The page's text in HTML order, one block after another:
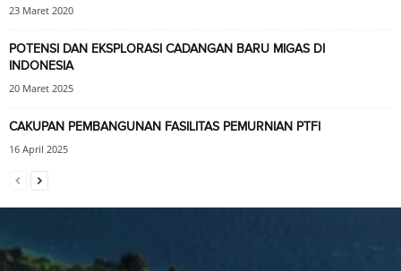
23 Maret 2020
POTENSI DAN EKSPLORASI CADANGAN BARU MIGAS DI
INDONESIA
20 Maret 2025
CAKUPAN PEMBANGUNAN FASILITAS PEMURNIAN PTFI
16 April 2025